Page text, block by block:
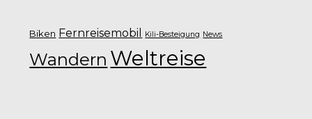
Biken Fernreisemobil Kili-Besteigung News
Wandern Weltreise